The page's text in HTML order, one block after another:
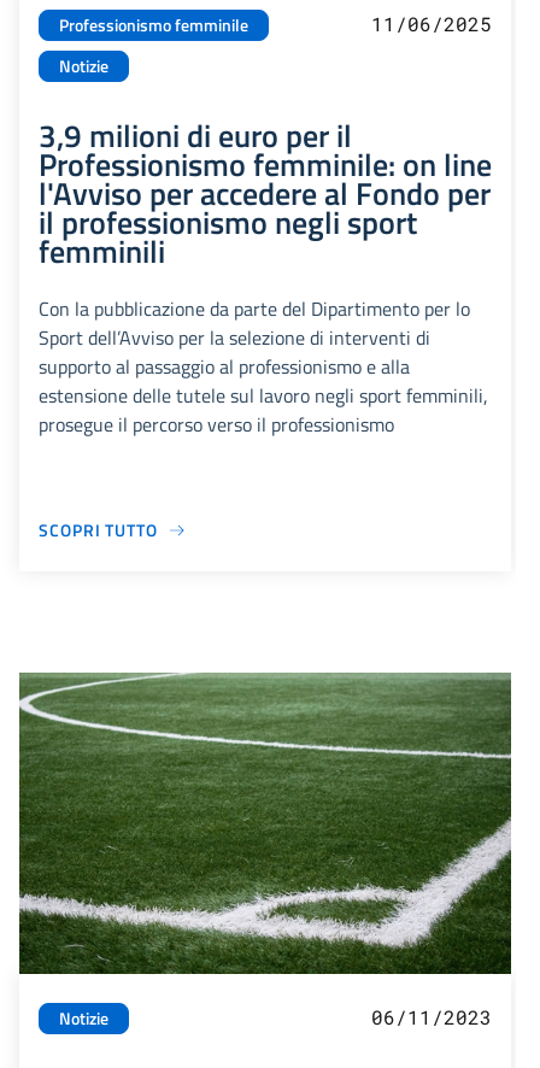
Professionismo femminile
Notizie
11/06/2025
3,9 milioni di euro per il
Professionismo femminile: on line
l'Avviso per accedere al Fondo per
il professionismo negli sport
femminili
Con la pubblicazione da parte del Dipartimento per lo
Sport dell’Avviso per la selezione di interventi di
supporto al passaggio al professionismo e alla
estensione delle tutele sul lavoro negli sport femminili,
prosegue il percorso verso il professionismo
SCOPRI TUTTO
Notizie 06/11/2023